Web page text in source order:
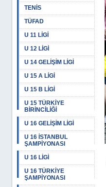
TENİS
TÜFAD
U 11 LİGİ
U 12 LİGİ
U 14 GELİŞİM LİGİ
U 15 A LİGİ
U 15 B LİGİ
U 15 TÜRKİYE
BİRİNCİLİĞİ
U 16 GELİŞİM LİGİ
U 16 İSTANBUL
ŞAMPİYONASI
U 16 LİGİ
U 16 TÜRKİYE
ŞAMPİYONASI